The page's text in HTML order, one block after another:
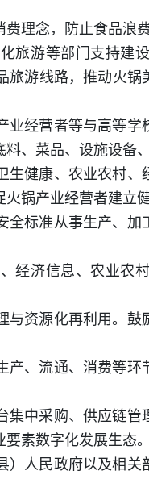
理念，防止食品浪费
旅游等部门支持建
旅游线路，推动火
业经营者等与高等
、菜品、设施设备
生健康、农业农村
锅产业经营者建立
全标准从事生产、
经济信息、农业农
与资源化再利用。
、流通、消费等
集中采购、供应链
素数字化发展生态。
人民政府以及相